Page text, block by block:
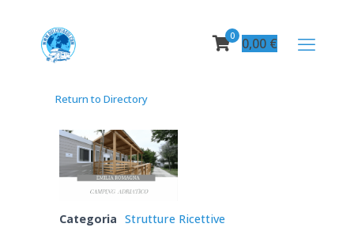
0 0,00 €
Return to Directory
Categoria Strutture Ricettive